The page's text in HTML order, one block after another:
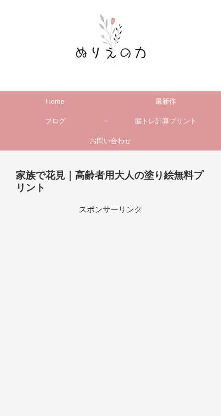
Home 最新作
ブログ 脳トレ計算プリント
お問い合わせ
家族で花見｜高齢者用大人の塗り絵無料プ
リント
スポンサーリンク